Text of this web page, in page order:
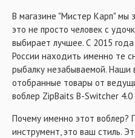
В магазине "Мистер Карп" мы
это не просто человек с
выбирает лучшее. С 2015
России находить именно те
рыбалку незабываемой.
отобранные товары от
воблер ZipBaits B-Switcher
Почему именно этот воблер?
инструмент, это ваш стиль.